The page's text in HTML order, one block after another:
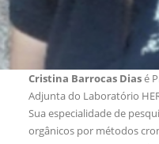
Cristina Barrocas Diasé
Adjunta do Laboratório
Sua especialidade de
orgânicos por métodos